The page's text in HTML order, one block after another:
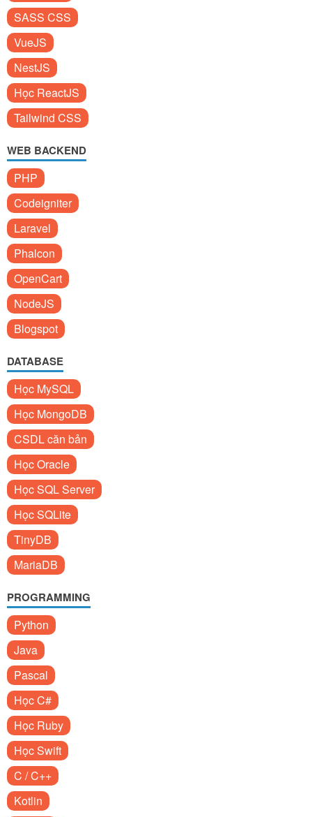
SASS CSS
VueJS
NestJS
Học ReactJS
Tailwind CSS
WEB BACKEND
PHP
Codeigniter
Laravel
Phalcon
OpenCart
NodeJS
Blogspot
DATABASE
Học MySQL
Học MongoDB
CSDL căn bản
Học Oracle
Học SQL Server
Học SQLite
TinyDB
MariaDB
PROGRAMMING
Python
Java
Pascal
Học C#
Học Ruby
Học Swift
C / C++
Kotlin